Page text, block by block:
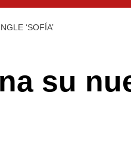
‘SOFÍA’
su